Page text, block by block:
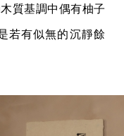
質基調中偶有柚子
若有似無的沉靜餘